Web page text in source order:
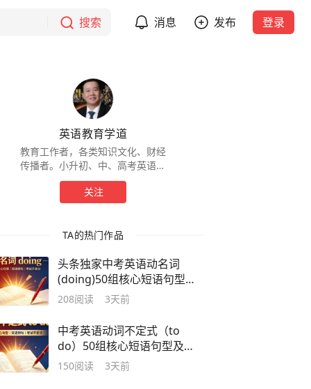
搜索 消息 发布 登录
英语教育学道
教育工作者，各类知识文化、财经
传播者。小升初、中、高考英语体
系、综合语法、知识详解分享。
（正高）
关注
TA的热门作品
头条独家中考英语动名词
(doing)50组核心短语句型双
语例句
208阅读 3天前
中考英语动词不定式（to
do）50组核心短语句型及双
语例句
150阅读 3天前